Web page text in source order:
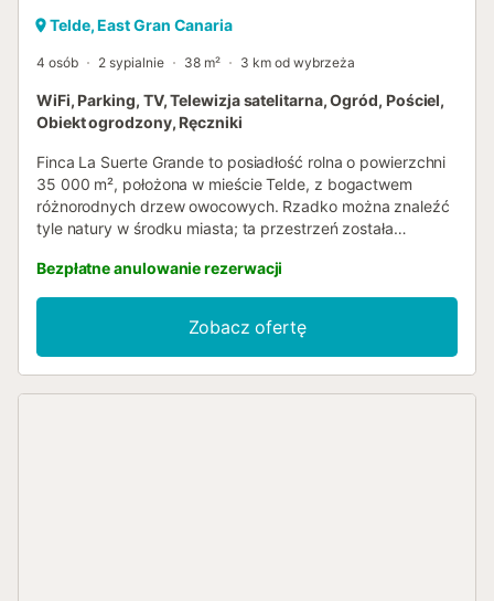
Telde, East Gran Canaria
4 osób 2 sypialnie 38 m² 3 km od wybrzeża
WiFi, Parking, TV, Telewizja satelitarna, Ogród, Pościel,
Obiekt ogrodzony, Ręczniki
Finca La Suerte Grande to posiadłość rolna o powierzchni
35 000 m², położona w mieście Telde, z bogactwem
różnorodnych drzew owocowych. Rzadko można znaleźć
tyle natury w środku miasta; ta przestrzeń została
Posiadłość dysponuje 7 domkami wakacyjnymi, każdy
zlokalizowany w innej części obiektu. To nie jest hotel.
Apartament Lis jest częścią La Casona, która obejmuje 4
inne domki wakacyjne: Cala, Musa, Iris i Dalia. Może
pomieścić do 4 gości i posiada salon z kuchnią, łazienkę, 2
Bezpłatne anulowanie rezerwacji
Zobacz ofertę